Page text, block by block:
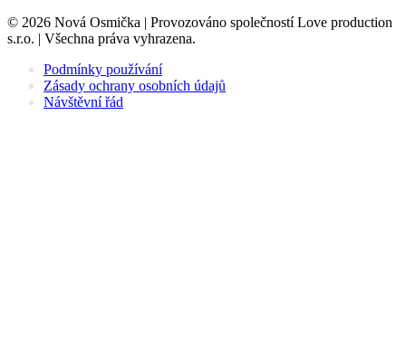
© 2026 Nová Osmička | Provozováno společností Love production
s.r.o. | Všechna práva vyhrazena.
Podmínky používání
Zásady ochrany osobních údajů
Návštěvní řád